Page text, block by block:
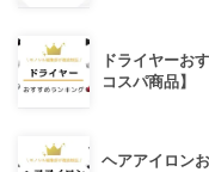
ドライヤーお
コスパ商品】
ヘアアイロン